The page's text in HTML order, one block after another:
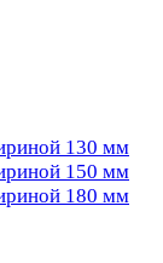
130 мм
150 мм
180 мм